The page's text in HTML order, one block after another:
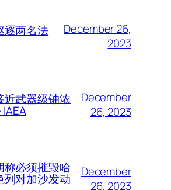
逐两名法
December 26,
2023
近武器级铀浓
December
26, 2023
称必须摧毁哈
列对加沙发动
December
26, 2023